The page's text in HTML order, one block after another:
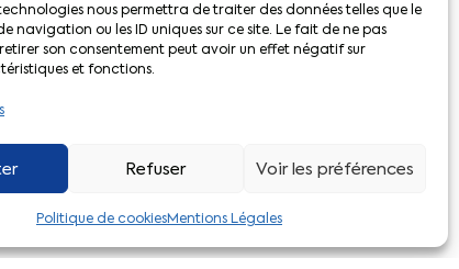
nous permettra de traiter des données telles que le
navigation ou les ID uniques sur ce site. Le fait de ne pas
son consentement peut avoir un effet négatif sur
et fonctions.
Refuser Voir les préférences
Politique de cookiesMentions Légales
Liens pratiques
Actualités CFTC
L’application CFTC